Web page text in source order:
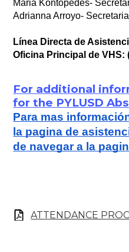
Maria Kontopedes-
Adrianna Arroyo-
Línea Directa de
Oficina Principal de VHS:
For additional
for the PYLUSD
Para mas
la pagina de
de navegar a la
ATTENDANCE